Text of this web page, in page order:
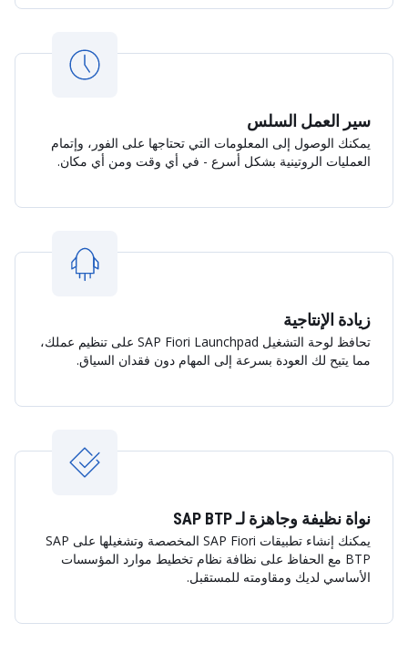
سير العمل السلس
يمكنك الوصول إلى المعلومات التي تحتاجها على الفور، وإتمام
العمليات الروتينية بشكل أسرع - في أي وقت ومن أي مكان.
زيادة الإنتاجية
تحافظ لوحة التشغيل SAP Fiori Launchpad على تنظيم عملك،
مما يتيح لك العودة بسرعة إلى المهام دون فقدان السياق.
نواة نظيفة وجاهزة لـ SAP BTP
يمكنك إنشاء تطبيقات SAP Fiori المخصصة وتشغيلها على SAP
BTP مع الحفاظ على نظافة نظام تخطيط موارد المؤسسات
الأساسي لديك ومقاومته للمستقبل.